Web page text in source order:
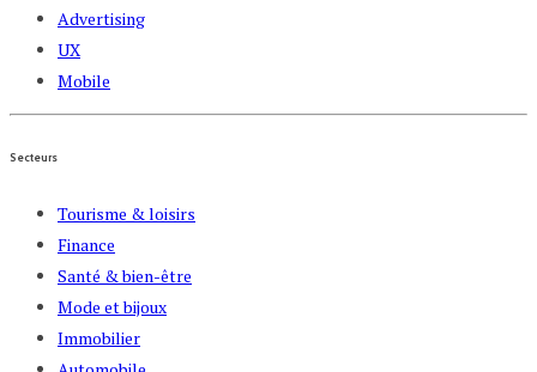
Advertising
UX
Mobile
Secteurs
Tourisme & loisirs
Finance
Santé & bien-être
Mode et bijoux
Immobilier